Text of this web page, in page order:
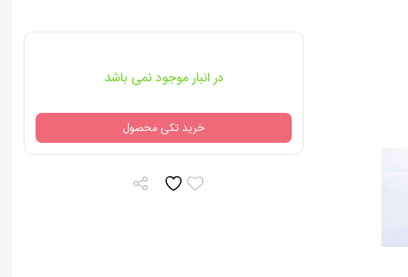
در انبار موجود نمی باشد
خرید تکی محصول